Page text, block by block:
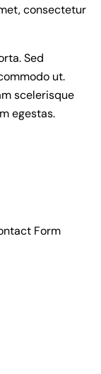
consectetur
Sed
ut.
scelerisque
egestas.
Form